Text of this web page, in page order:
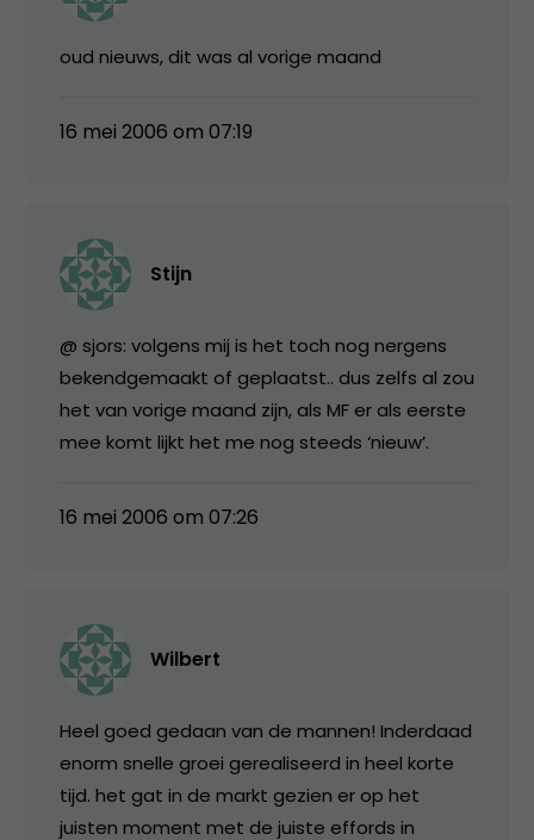
oud nieuws, dit was al vorige maand
16 mei 2006 om 07:19
Stijn
@ sjors: volgens mij is het toch nog nergens
bekendgemaakt of geplaatst.. dus zelfs al zou
het van vorige maand zijn, als MF er als eerste
mee komt lijkt het me nog steeds ‘nieuw’.
16 mei 2006 om 07:26
Wilbert
Heel goed gedaan van de mannen! Inderdaad
enorm snelle groei gerealiseerd in heel korte
tijd. het gat in de markt gezien er op het
juisten moment met de juiste effords in